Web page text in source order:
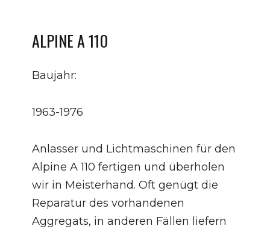
ALPINE A 110
Baujahr:
1963-1976
Anlasser und Lichtmaschinen für den
Alpine A 110 fertigen und überholen
wir in Meisterhand. Oft genügt die
Reparatur des vorhandenen
Aggregats, in anderen Fällen liefern